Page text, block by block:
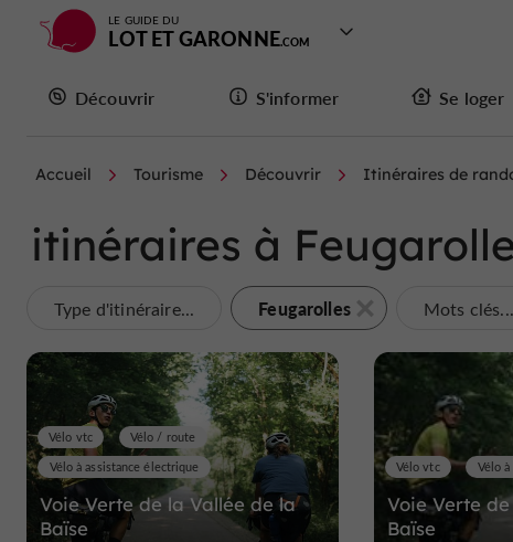
LE GUIDE DU
LOT ET GARONNE
Découvrir S'informer Se loger
Accueil Tourisme Découvrir Itinéraires de
itinéraires à
Type d'itinéraire... Feugarolles Mots clés...
Voie Verte de la Vallée de la
Baïse
Vélo vtc
Vélo / route
Vélo à assistance électrique
Voie Verte
Baïse
Vélo vtc Vélo